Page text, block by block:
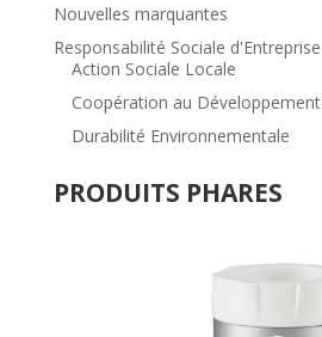
Nouvelles marquantes
Responsabilité Sociale d'Entreprise
Action Sociale Locale
Coopération au Développement
Durabilité Environnementale
PRODUITS PHARES